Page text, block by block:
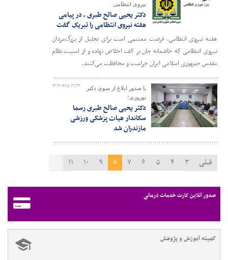
نیروی انتظامی
دکتر یحیی صالح طبری ، در پیامی
هفته نیروی انتظامی را تبریک گفت
هفته نیروی انتظامی، فرصت مغتنمی است برای تجلیل از بزرگ‌مردان
نیروی انتظامی که خاضعانه جان بر کف اخلاص نهاده و از امنیت نظام
مقدس جمهوری اسلامی ایران حراست و محافظت می‌کنند.
۱۴۰۲-۰۷-۱۵ ۱۲:۲۳
با صدور ابلاغ از سوی دکتر
نوروزی؛
دکتر یحیی صالح طبری رسما
سکاندار هیات پزشکی ورزشی
مازندران شد
قبلی ۳ ۴ ۵ ۶ ۷ ۸ ۹ ۱۰
۱۱
صدور آنلاین کارت خدمات درمانی
کمیته آموزش و پژوهش